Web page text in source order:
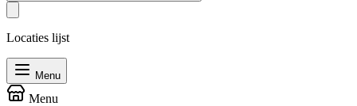
Locaties lijst
Menu
Menu